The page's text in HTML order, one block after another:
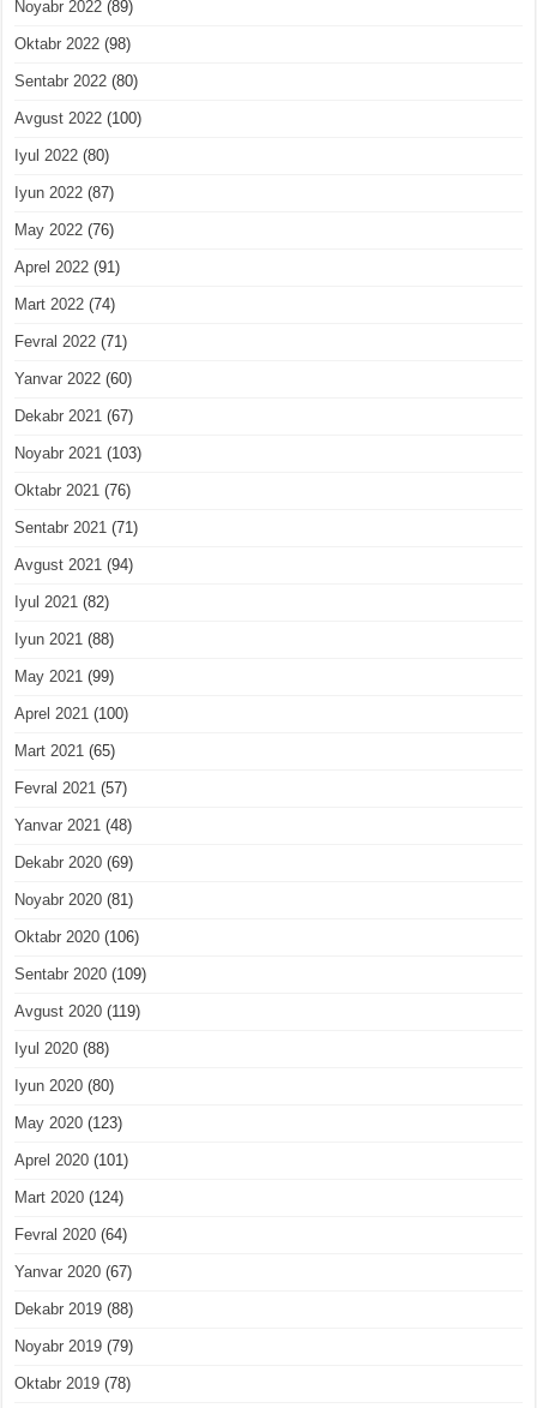
Noyabr 2022 (89)
Oktabr 2022 (98)
Sentabr 2022 (80)
Avgust 2022 (100)
Iyul 2022 (80)
Iyun 2022 (87)
May 2022 (76)
Aprel 2022 (91)
Mart 2022 (74)
Fevral 2022 (71)
Yanvar 2022 (60)
Dekabr 2021 (67)
Noyabr 2021 (103)
Oktabr 2021 (76)
Sentabr 2021 (71)
Avgust 2021 (94)
Iyul 2021 (82)
Iyun 2021 (88)
May 2021 (99)
Aprel 2021 (100)
Mart 2021 (65)
Fevral 2021 (57)
Yanvar 2021 (48)
Dekabr 2020 (69)
Noyabr 2020 (81)
Oktabr 2020 (106)
Sentabr 2020 (109)
Avgust 2020 (119)
Iyul 2020 (88)
Iyun 2020 (80)
May 2020 (123)
Aprel 2020 (101)
Mart 2020 (124)
Fevral 2020 (64)
Yanvar 2020 (67)
Dekabr 2019 (88)
Noyabr 2019 (79)
Oktabr 2019 (78)